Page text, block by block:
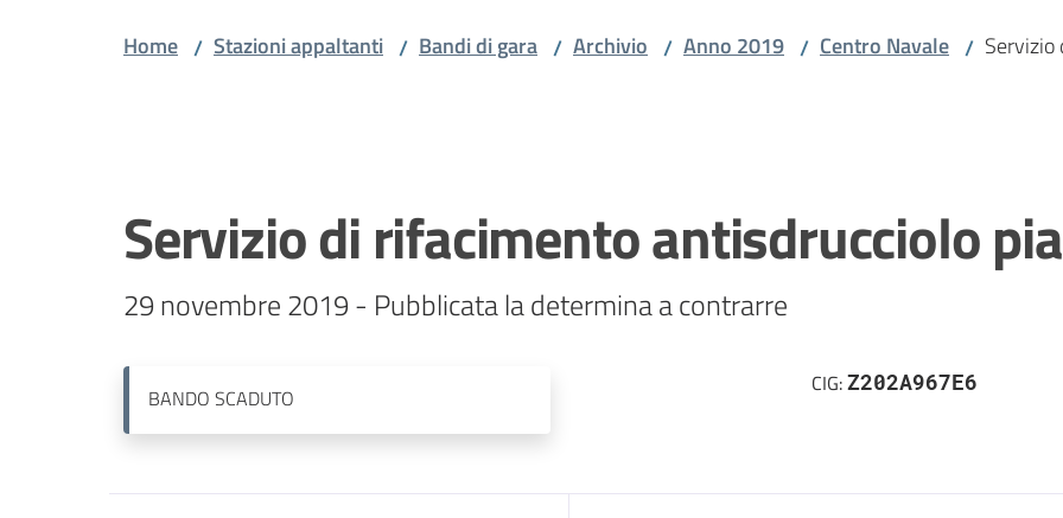
Home / Stazioni appaltanti / Bandi di gara / Archivio / Anno 2019 / Centro Navale /
Servizio di rifacimento antisdrucciolo
BANDO SCADUTO
CIG:Z202A967E6